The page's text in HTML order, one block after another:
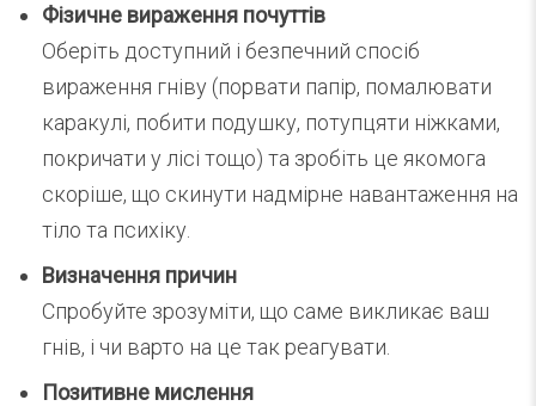
Фізичне вираження почуттів
Оберіть доступний і безпечний спосіб
вираження гніву (порвати папір, помалювати
каракулі, побити подушку, потупцяти ніжками,
покричати у лісі тощо) та зробіть це якомога
скоріше, що скинути надмірне навантаження на
тіло та психіку.
Визначення причин
Спробуйте зрозуміти, що саме викликає ваш
гнів, і чи варто на це так реагувати.
Позитивне мислення